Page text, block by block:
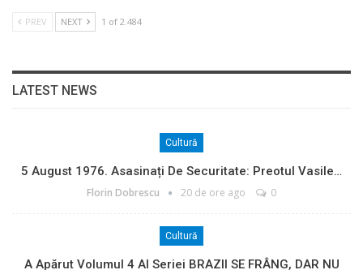
PREV NEXT 1 of 2.484
LATEST NEWS
Cultură
5 August 1976. Asasinați De Securitate: Preotul Vasile…
Florin Dobrescu 20 de ore ago 0
Cultură
A Apărut Volumul 4 Al Seriei BRAZII SE FRÂNG, DAR NU